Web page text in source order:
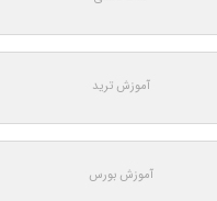
آموزش ترید
آموزش بورس